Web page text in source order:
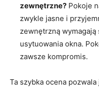
zewnętrzne? Pokoje
zwykle jasne i
zewnętrzną
usytuowania okna.
zawsze kompromis.
Ta szybka ocena